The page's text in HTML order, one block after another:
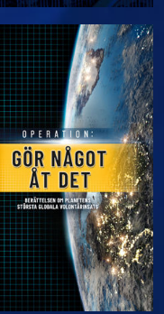
SERIEN